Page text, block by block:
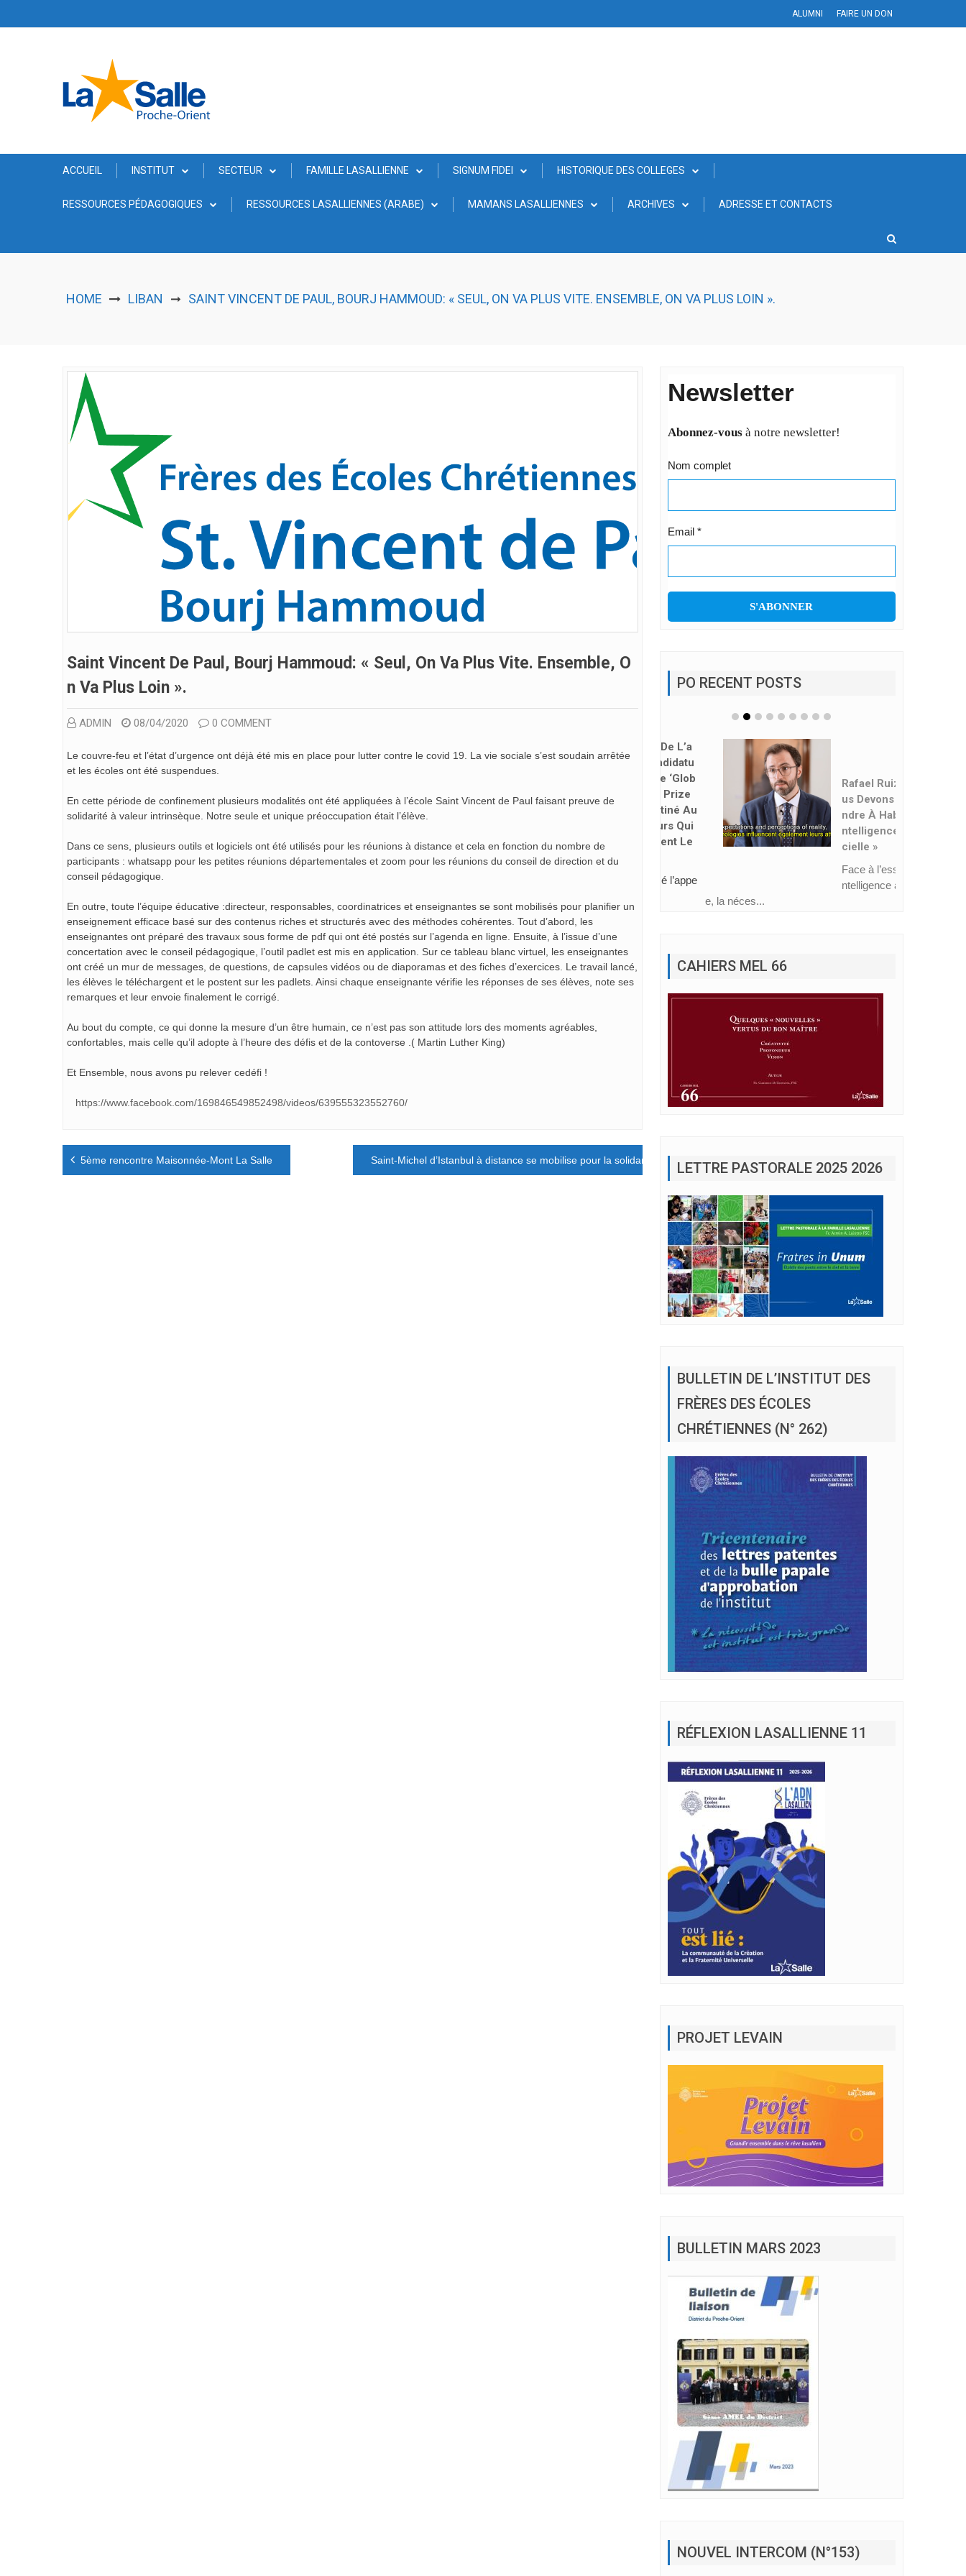
ALUMNI FAIRE UN DON
ACCUEIL INSTITUT SECTEUR FAMILLE LASALLIENNE SIGNUM FIDEI HISTORIQUE DES COLLEGES
RESSOURCES PÉDAGOGIQUES RESSOURCES LASALLIENNES (ARABE) MAMANS LASALLIENNES ARCHIVES ADRESSE ET CONTACTS
HOME LIBAN ➞ SAINT VINCENT DE PAUL, BOURJ HAMMOUD: « SEUL, ON VA PLUS VITE. ENSEMBLE, ON VA PLUS LOIN ».
Saint Vincent De Paul, Bourj Hammoud: « Seul, On Va Plus Vite. Ensemble, O
N Va Plus Loin ».
ADMIN 08/04/2020 0 COMMENT
Le couvre-feu et l’état d’urgence ont déjà été mis en place pour lutter contre le covid 19. La vie sociale s’est soudain arrêtée
et les écoles ont été suspendues.
En cette période de confinement plusieurs modalités ont été appliquées à l’école Saint Vincent de Paul faisant preuve de
solidarité à valeur intrinsèque. Notre seule et unique préoccupation était l’élève.
Dans ce sens, plusieurs outils et logiciels ont été utilisés pour les réunions à distance et cela en fonction du nombre de
participants : whatsapp pour les petites réunions départementales et zoom pour les réunions du conseil de direction et du
conseil pédagogique.
En outre, toute l’équipe éducative :directeur, responsables, coordinatrices et enseignantes se sont mobilisés pour planifier un
enseignement efficace basé sur des contenus riches et structurés avec des méthodes cohérentes. Tout d’abord, les
enseignantes ont préparé des travaux sous forme de pdf qui ont été postés sur l’agenda en ligne. Ensuite, à l’issue d’une
concertation avec le conseil pédagogique, l’outil padlet est mis en application. Sur ce tableau blanc virtuel, les enseignantes
ont créé un mur de messages, de questions, de capsules vidéos ou de diaporamas et des fiches d’exercices. Le travail lancé,
les élèves le téléchargent et le postent sur les padlets. Ainsi chaque enseignante vérifie les réponses de ses élèves, note ses
remarques et leur envoie finalement le corrigé.
Au bout du compte, ce qui donne la mesure d’un être humain, ce n’est pas son attitude lors des moments agréables,
confortables, mais celle qu’il adopte à l’heure des défis et de la contoverse .( Martin Luther King)
Et Ensemble, nous avons pu relever cedéfi !
https://www.facebook.com/169846549852498/videos/639555323552760/
Navigation
de
5ème rencontre Maisonnée-Mont La Salle Saint-Michel d’Istanbul à distance se mobilise pour la solidarité.
Newsletter
Abonnez-vousà notre newsletter!
Nom complet
Email *
PO RECENT POSTS
Rafael Ruiz : « No
Ndre À Habiter L’i
Ntelligence Artifi
Cielle »
Face à l’essor de l’i
ntelligence artificiell
FRÈRES DES ÉCOLES
CHRÉTIENNES (N° 262)